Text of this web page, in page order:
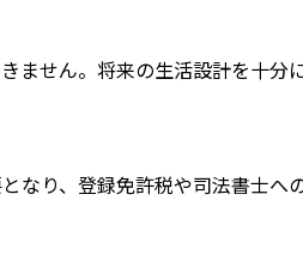
ません。将来の生活設計を十分
なり、登録免許税や司法書士へ